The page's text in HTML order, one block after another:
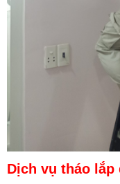
Dịch vụ tháo